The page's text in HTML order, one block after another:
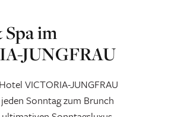
im
JUNGFRAU
VICTORIA-JUNGFRAU
Sonntag zum Brunch